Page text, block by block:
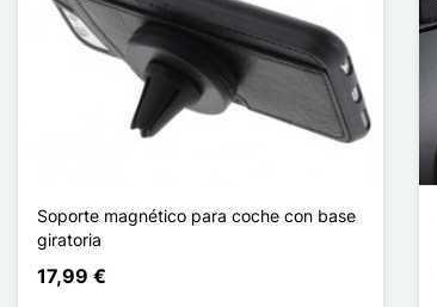
Soporte magnético para coche con base
giratoria
17,99 €